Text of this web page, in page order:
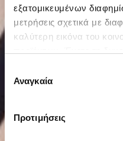
εξατομικευμένων
μετρήσεις σχετικά με
καλύτερη εικόνα του
σκοπούς.
Να συλλέξουμε
συγκατάθεσης
Αναγκαία
Προτιμήσεις